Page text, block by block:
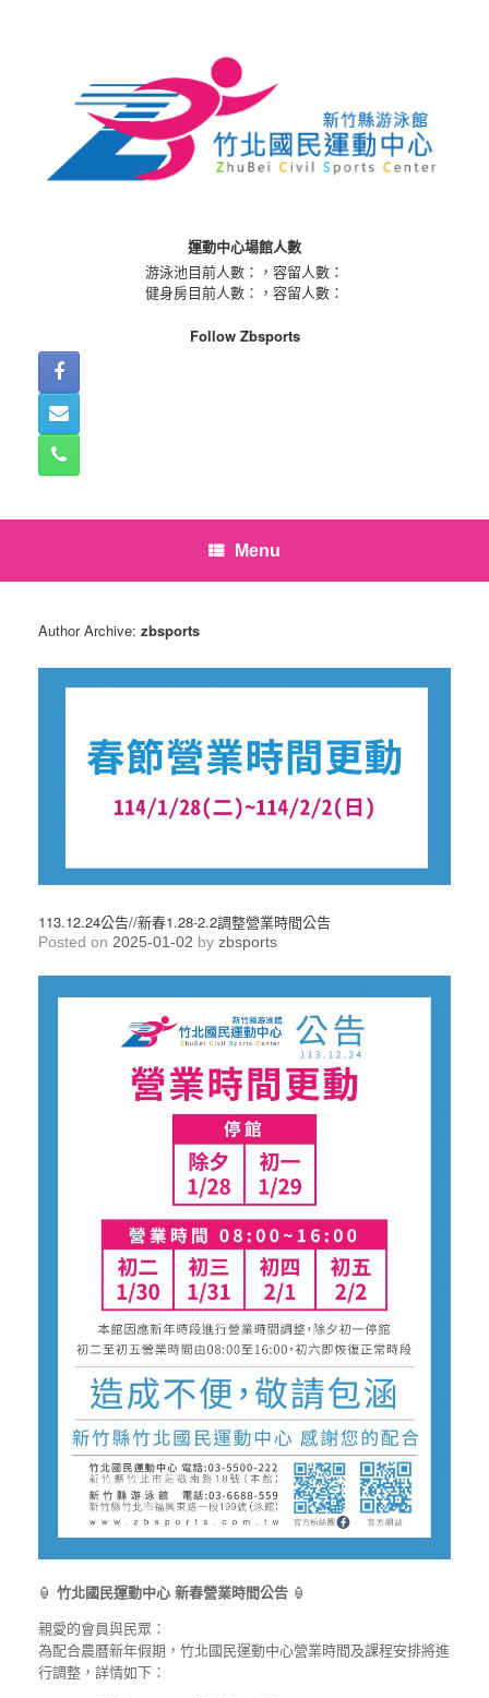
運動中心場館人數
游泳池目前人數：
，容留人數：
健身房目前人數：
，容留人數：
Follow Zbsports
Menu
Author Archive: zbsports
113.12.24公告//新春1.28-2.2調整營業時間公告
Posted on 2025-01-02 by zbsports
🏮 竹北國民運動中心 新春營業時間公告 🏮
親愛的會員與民眾：
為配合農曆新年假期，竹北國民運動中心營業時間及課程安排將進
行調整，詳情如下：